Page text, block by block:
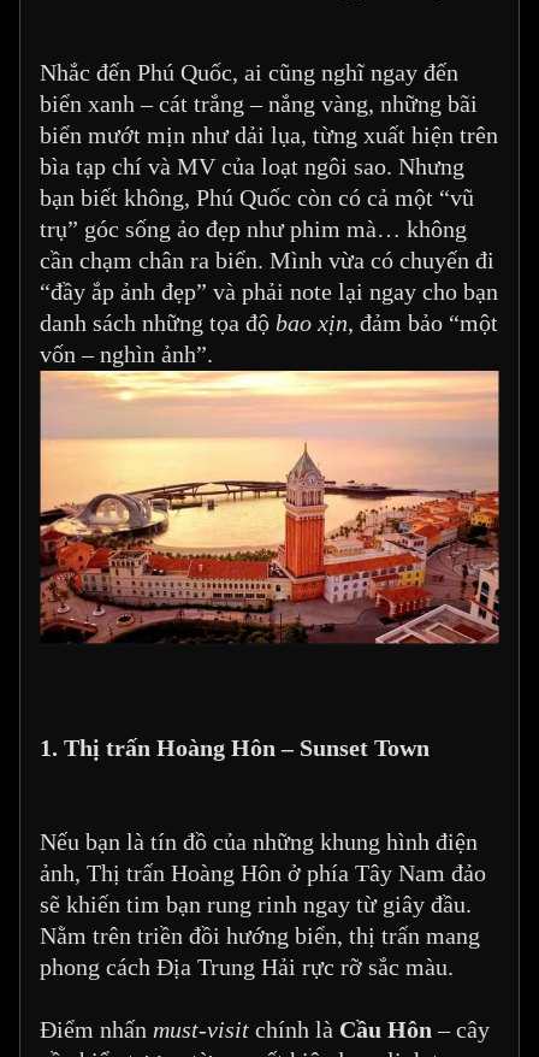
Nhắc đến Phú Quốc, ai cũng nghĩ ngay đến
biển xanh – cát trắng – nắng vàng, những bãi
biển mướt mịn như dải lụa, từng xuất hiện trên
bìa tạp chí và MV của loạt ngôi sao. Nhưng
bạn biết không, Phú Quốc còn có cả một “vũ
trụ” góc sống ảo đẹp như phim mà… không
cần chạm chân ra biển. Mình vừa có chuyến đi
“đầy ắp ảnh đẹp” và phải note lại ngay cho bạn
danh sách những tọa độ bao xịn, đảm bảo “một
vốn – nghìn ảnh”.
1. Thị trấn Hoàng Hôn – Sunset Town
Nếu bạn là tín đồ của những khung hình điện
ảnh, Thị trấn Hoàng Hôn ở phía Tây Nam đảo
sẽ khiến tim bạn rung rinh ngay từ giây đầu.
Nằm trên triền đồi hướng biển, thị trấn mang
phong cách Địa Trung Hải rực rỡ sắc màu.
Điểm nhấn must-visit chính là Cầu Hôn – cây